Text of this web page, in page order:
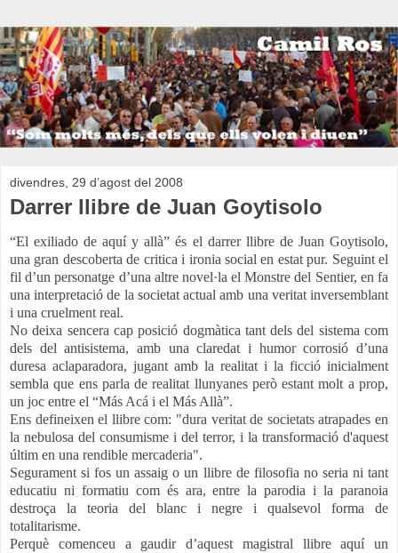
divendres, 29 d’agost del 2008
Darrer llibre de Juan Goytisolo
“El exiliado de aquí y allà” és el darrer llibre de Juan Goytisolo,
una gran descoberta de critica i ironia social en estat pur. Seguint el
fil d’un personatge d’una altre novel·la el Monstre del Sentier, en fa
una interpretació de la societat actual amb una veritat inversemblant
i una cruelment real.
No deixa sencera cap posició dogmàtica tant dels del sistema com
dels del antisistema, amb una claredat i humor corrosió d’una
duresa aclaparadora, jugant amb la realitat i la ficció inicialment
sembla que ens parla de realitat llunyanes però estant molt a prop,
un joc entre el “Más Acá i el Más Allà”.
Ens defineixen el llibre com: "dura veritat de societats atrapades en
la nebulosa del consumisme i del terror, i la transformació d'aquest
últim en una rendible mercaderia".
Segurament si fos un assaig o un llibre de filosofia no seria ni tant
educatiu ni formatiu com és ara, entre la parodia i la paranoia
destroça la teoria del blanc i negre i qualsevol forma de
totalitarisme.
Perquè comenceu a gaudir d’aquest magistral llibre aquí un